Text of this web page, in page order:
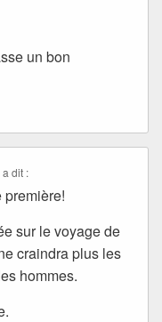
un bon
a dit :
sur le voyage de
craindra plus les
hommes.